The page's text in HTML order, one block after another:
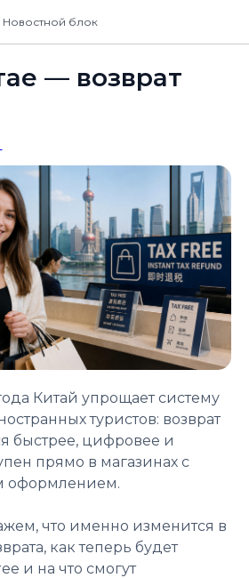
Новостной блок
— возврат
Китай упрощает систему
туристов: возврат
быстрее, цифровее и
прямо в магазинах с
оформлением.
что именно изменится в
как теперь будет
и на что смогут